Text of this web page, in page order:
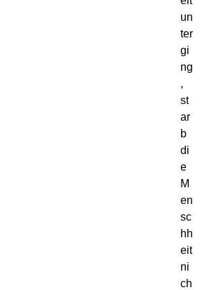
un
ter
gi
ng
,
st
ar
b
di
e
M
en
sc
hh
eit
ni
ch